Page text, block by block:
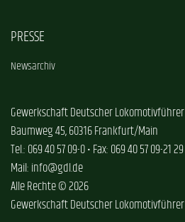
PRESSE
Newsarchiv
Gewerkschaft Deutscher Lokomotivführer
Baumweg 45, 60316 Frankfurt/Main
Tel.: 069 40 57 09-0 • Fax: 069 40 57 09-21 29
Mail: info@gdl.de
Alle Rechte © 2026
Gewerkschaft Deutscher Lokomotivführer